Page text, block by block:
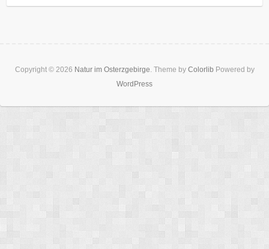
Copyright © 2026 Natur im Osterzgebirge. Theme by Colorlib Powered by
WordPress